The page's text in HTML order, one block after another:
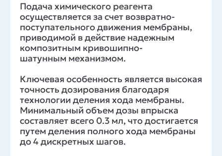
Подача химического реагента
осуществляется за счет возвратно-
поступательного движения мембраны,
приводимой в действие надежным
композитным кривошипно-
шатунным механизмом.
Ключевая особенность является высокая
точность дозирования благодаря
технологии деления хода мембраны.
Минимальный объем дозы впрыска
составляет всего 0.3 мл, что достигается
путем деления полного хода мембраны
до 4 дискретных шагов.